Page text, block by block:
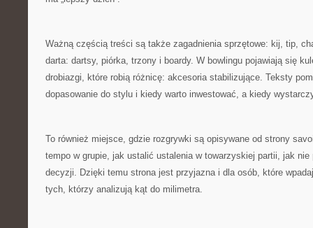
Ważną częścią treści są także zagadnienia sprzętowe: kij, tip,
darta: dartsy, piórka, trzony i boardy. W bowlingu pojawiają się
drobiazgi, które robią różnicę: akcesoria stabilizujące. Teksty
dopasowanie do stylu i kiedy warto inwestować, a kiedy
To również miejsce, gdzie rozgrywki są opisywane od strony
tempo w grupie, jak ustalić ustalenia w towarzyskiej partii, jak
decyzji. Dzięki temu strona jest przyjazna i dla osób, które
tych, którzy analizują kąt do milimetra.